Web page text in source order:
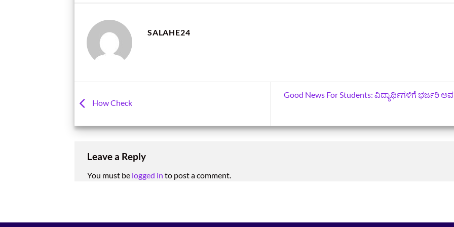
SALAHE24
How Check
Good News For Students: ವಿದ್ಯಾರ್ಥಿಗಳಿಗೆ ಭರ್ಜರಿ
Leave a Reply
You must be logged in to post a comment.